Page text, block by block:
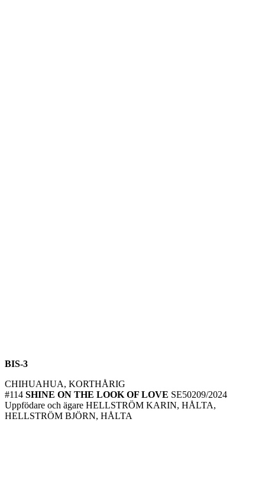
BIS-3
CHIHUAHUA, KORTHÅRIG
#114 SHINE ON THE LOOK OF LOVE SE50209/2024
Uppfödare och ägare HELLSTRÖM KARIN, HÅLTA,
HELLSTRÖM BJÖRN, HÅLTA